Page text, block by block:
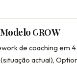
GROW
de coaching em
actual),